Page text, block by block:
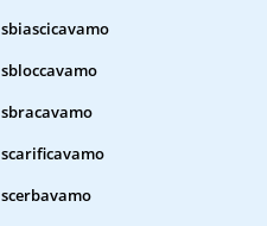
sbiascicavamo
sbloccavamo
sbracavamo
scarificavamo
scerbavamo